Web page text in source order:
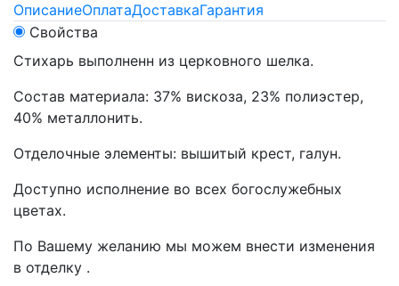
ОписаниеОплатаДоставкаГарантия
Свойства
Стихарь выполненн из церковного шелка.
Состав материала: 37% вискоза, 23% полиэстер,
40% металлонить.
Отделочные элементы: вышитый крест, галун.
Доступно исполнение во всех богослужебных
цветах.
По Вашему желанию мы можем внести изменения
в отделку .